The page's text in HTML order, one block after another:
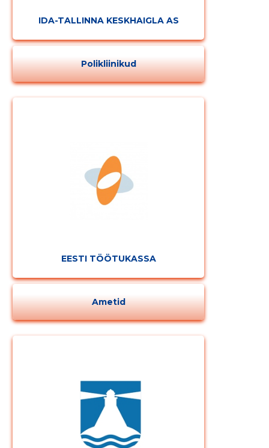
IDA-TALLINNA KESKHAIGLA AS
Polikliinikud
EESTI TÖÖTUKASSA
Ametid
kirjeldust
MUUDA